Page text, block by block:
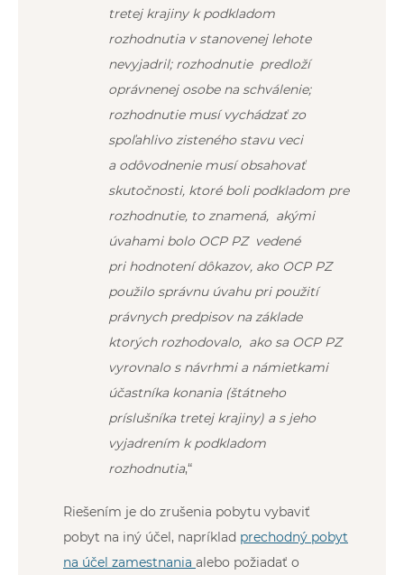
tretej krajiny k podkladom
rozhodnutia v stanovenej lehote
nevyjadril; rozhodnutie predloží
oprávnenej osobe na schválenie;
rozhodnutie musí vychádzať zo
spoľahlivo zisteného stavu veci
a odôvodnenie musí obsahovať
skutočnosti, ktoré boli podkladom pre
rozhodnutie, to znamená, akými
úvahami bolo OCP PZ vedené
pri hodnotení dôkazov, ako OCP PZ
použilo správnu úvahu pri použití
právnych predpisov na základe
ktorých rozhodovalo, ako sa OCP PZ
vyrovnalo s návrhmi a námietkami
účastníka konania (štátneho
príslušníka tretej krajiny) a s jeho
vyjadrením k podkladom
rozhodnutia,“
Riešením je do zrušenia pobytu vybaviť
pobyt na iný účel, napríklad prechodný pobyt
na účel zamestnania alebo požiadať o